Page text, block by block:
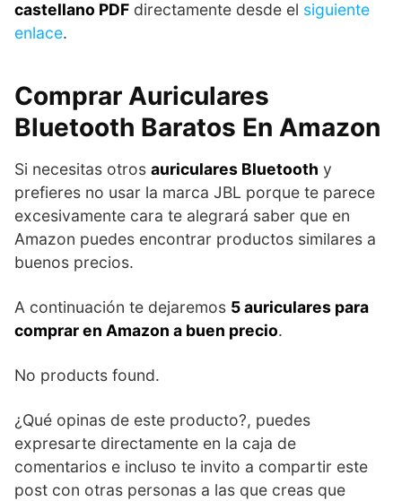
castellano PDF directamente desde el siguiente
enlace.
Comprar Auriculares
Bluetooth Baratos En Amazon
Si necesitas otros auriculares Bluetooth y
prefieres no usar la marca JBL porque te parece
excesivamente cara te alegrará saber que en
Amazon puedes encontrar productos similares a
buenos precios.
A continuación te dejaremos 5 auriculares para
comprar en Amazon a buen precio.
No products found.
¿Qué opinas de este producto?, puedes
expresarte directamente en la caja de
comentarios e incluso te invito a compartir este
post con otras personas a las que creas que